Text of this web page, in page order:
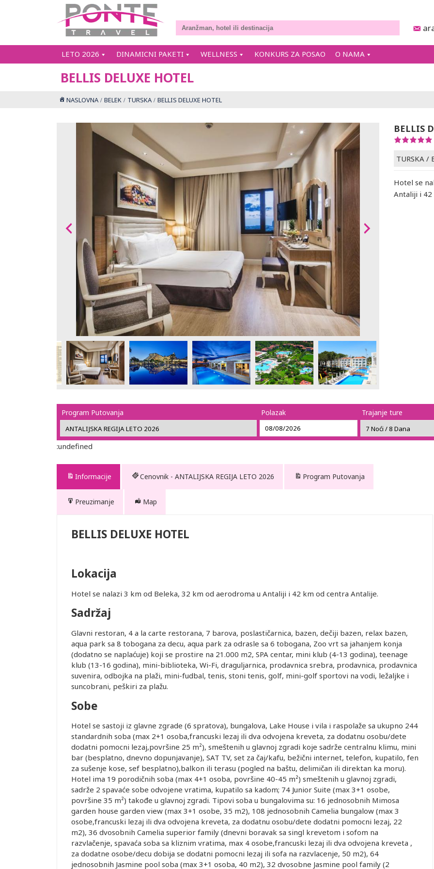
LETO 2026 DINAMICNI PAKETI WELLNESS KONKURS ZA POSAO O NAMA
BELLIS DELUXE HOTEL
NASLOVNA BELEK TURSKA BELLIS DELUXE HOTEL
BELLIS
TURSKA /
Hotel se
Antaliji i
Program Putovanja Polazak Trajanje ture
:undefined
Informacije Cenovnik - ANTALIJSKA REGIJA LETO 2026 Program Putovanja
Preuzimanje Map
BELLIS DELUXE HOTEL
Lokacija
Hotel se nalazi 3 km od Beleka, 32 km od aerodroma u Antaliji i 42 km od centra Antalije.
Sadržaj
Glavni restoran, 4 a la carte restorana, 7 barova, poslastičarnica, bazen, dečiji bazen, relax bazen,
aqua park sa 8 tobogana za decu, aqua park za odrasle sa 6 tobogana, Zoo vrt sa jahanjem konja
(dodatno se naplaćuje) koji se prostire na 21.000 m2, SPA centar, mini klub (4-13 godina), teenage
klub (13-16 godina), mini-biblioteka, Wi-Fi, draguljarnica, prodavnica srebra, prodavnica, prodavnica
suvenira, odbojka na plaži, mini-fudbal, tenis, stoni tenis, golf, mini-golf sportovi na vodi, ležaljke i
suncobrani, peškiri za plažu.
Sobe
Hotel se sastoji iz glavne zgrade (6 spratova), bungalova, Lake House i vila i raspolaže sa ukupno 244
standardnih soba (max 2+1 osoba,francuski lezaj ili dva odvojena kreveta, za dodatnu osobu/dete
dodatni pomocni lezaj,površine 25 m²), smeštenih u glavnoj zgradi koje sadrže centralnu klimu, mini
bar (besplatno, dnevno dopunjavanje), SAT TV, set za čaj/kafu, bežični internet, telefon, kupatilo, fen
za sušenje kose, sef besplatno),balkon ili terasu (pogled na baštu, delimičan ili direktan ka moru).
Hotel ima 19 porodičnih soba (max 4+1 osoba, površine 40-45 m²) smeštenih u glavnoj zgradi,
sadrže 2 spavaće sobe odvojene vratima, kupatilo sa kadom; 74 Junior Suite (max 3+1 osobe,
površine 35 m²) takođe u glavnoj zgradi. Tipovi soba u bungalovima su: 16 jednosobnih Mimosa
garden house garden view (max 3+1 osobe, 35 m2), 108 jednosobnih Camelia bungalow (mаx 3
osobe,francuski lezaj ili dva odvojena kreveta, za dodatnu osobu/dete dodatni pomocni lezaj, 22
m2), 36 dvosobnih Camelia superior family (dnevni boravak sa singl krevetom i sofom na
razvlačenje, spavaća soba sa kliznim vratima, max 4 osobe,francuski lezaj ili dva odvojena kreveta ,
za dodatne osobe/decu dobija se dodatni pomocni lezaj ili sofa na razvlacenje, 50 m2), 64
jednosobnih Jasmine pool soba (mаx 3+1 osoba, 40 m2), 32 dvosobne Jasmine pool family (2